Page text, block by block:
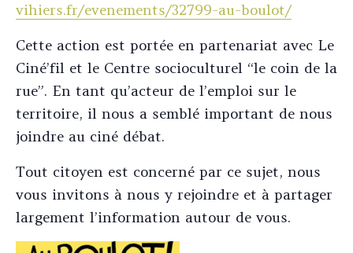
vihiers.fr/evenements/32799-au-boulot/
Cette action est portée en partenariat avec Le
Ciné’fil et le Centre socioculturel “le coin de la
rue”. En tant qu’acteur de l’emploi sur le
territoire, il nous a semblé important de nous
joindre au ciné débat.
Tout citoyen est concerné par ce sujet, nous
vous invitons à nous y rejoindre et à partager
largement l’information autour de vous.